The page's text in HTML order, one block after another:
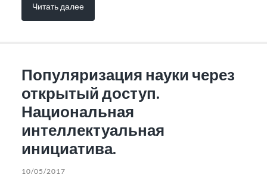
Читать далее
Популяризация науки через
открытый доступ.
Национальная
интеллектуальная
инициатива.
10/05/2017